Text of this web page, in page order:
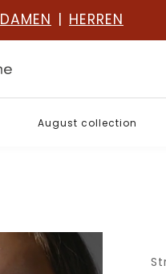
DAMEN | HERREN
August collection